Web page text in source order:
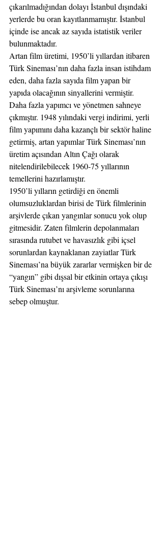
çıkarılmadığından dolayı İstanbul dışındaki
yerlerde bu oran kayıtlanmamıştır. İstanbul
içinde ise ancak az sayıda istatistik veriler
bulunmaktadır.
Artan film üretimi, 1950’li yıllardan itibaren
Türk Sineması’nın daha fazla insan istihdam
eden, daha fazla sayıda film yapan bir
yapıda olacağının sinyallerini vermiştir.
Daha fazla yapımcı ve yönetmen sahneye
çıkmıştır. 1948 yılındaki vergi indirimi, yerli
film yapımını daha kazançlı bir sektör haline
getirmiş, artan yapımlar Türk Sineması’nın
üretim açısından Altın Çağı olarak
nitelendirilebilecek 1960-75 yıllarının
temellerini hazırlamıştır.
1950’li yılların getirdiği en önemli
olumsuzluklardan birisi de Türk filmlerinin
arşivlerde çıkan yangınlar sonucu yok olup
gitmesidir. Zaten filmlerin depolanmaları
sırasında rutubet ve havasızlık gibi içsel
sorunlardan kaynaklanan zayiatlar Türk
Sineması’na büyük zararlar vermişken bir de
“yangın” gibi dışsal bir etkinin ortaya çıkışı
Türk Sineması’nı arşivleme sorunlarına
sebep olmuştur.